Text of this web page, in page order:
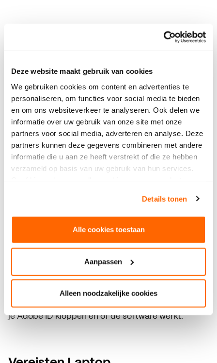
Deze website maakt gebruik van cookies
We gebruiken cookies om content en advertenties te
personaliseren, om functies voor social media te bieden
en om ons websiteverkeer te analyseren. Ook delen we
informatie over uw gebruik van onze site met onze
partners voor social media, adverteren en analyse. Deze
partners kunnen deze gegevens combineren met andere
informatie die u aan ze heeft verstrekt of die ze hebben
verzameld op basis van uw gebruik van hun services.
Details tonen
Alle cookies toestaan
Aanpassen
Alleen noodzakelijke cookies
Trainingsmateriaal
Om deel te nemen aan dit trainingsprogramma
heb je een eigen laptop en een licentie van Adobe
Heb je geen licentie? Bestel
deze link
De kosten van een Adobe licentie variëren en zijn
afhankelijk van welk lidmaatschap je aanschaft.
Het is ook mogelijk om eerst een proefversie van
maar beperkte tijd te gebruiken is.
Voor de training After Effects gaan we er van uit
dat een deelnemer minimaal een ander
Premiere Pro, Final Cut Pro of Avid.
Adobe-programma’s. Installeer vooraf de software
(Adobe Creative Cloud en de gewenste
programma’s), controleer of je inloggegevens voor
je Adobe ID kloppen en of de software werkt.